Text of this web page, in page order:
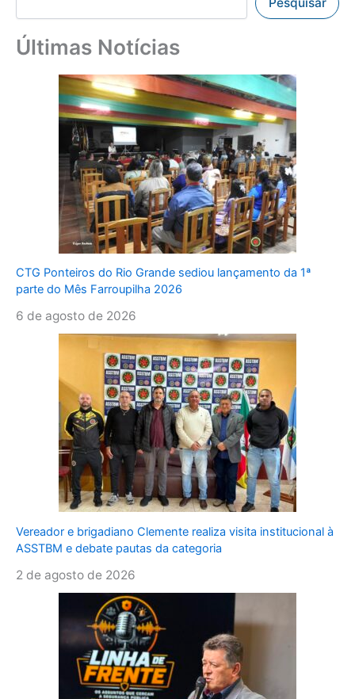
Últimas Notícias
CTG Ponteiros do Rio Grande sediou lançamento da 1ª
parte do Mês Farroupilha 2026
6 de agosto de 2026
Vereador e brigadiano Clemente realiza visita institucional à
ASSTBM e debate pautas da categoria
2 de agosto de 2026